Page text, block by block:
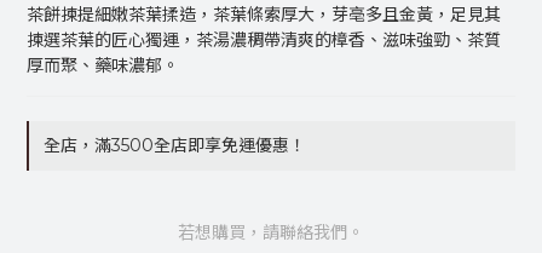
茶餅揀提細嫩茶葉揉造，茶葉條索厚大，芽亳多且金黃，足見其
揀選茶葉的匠心獨運，茶湯濃稠帶清爽的樟香、滋味強勁、茶質
厚而聚、藥味濃郁。
全店，滿3500全店即享免運優惠！
若想購買，請聯絡我們。